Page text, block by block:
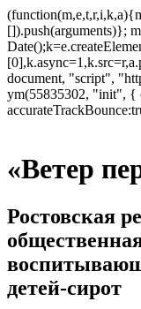
[]).push(arguments)};
document, "script",
ym(55835302, "init", {
«Ветер
Ростовская
детей-сирот